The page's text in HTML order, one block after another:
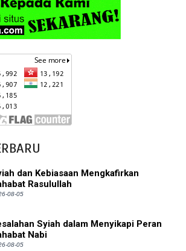
dan Kebiasaan Mengkafirkan
Rasulullah
08-05
Syiah dalam Menyikapi Peran
Nabi
08-05